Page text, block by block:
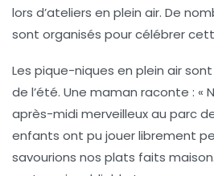
lors d’ateliers en plein air. De
sont organisés pour célébrer
Les pique-niques en plein air
de l’été. Une maman raconte : «
après-midi merveilleux au parc
enfants ont pu jouer librement
savourions nos plats faits